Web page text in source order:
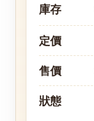
庫存
定價
售價
狀態